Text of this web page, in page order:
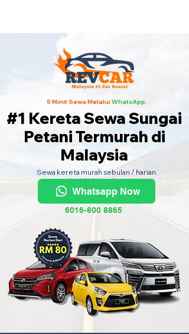
5 Minit Sewa MelaluiWhatsApp.
#1 Kereta Sewa Sungai
Petani Termurah di
Malaysia
Sewa kereta murah sebulan / harian.
Dari RM80 sehari.
Whatsapp Now
6016-800 8865